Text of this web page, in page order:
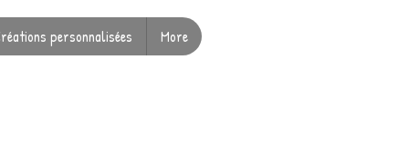
personnalisées More